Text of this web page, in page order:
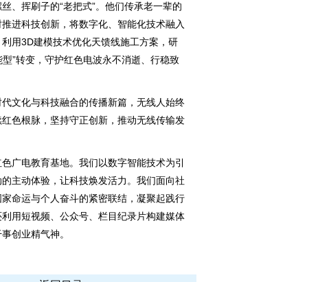
挥刷子的“老把式”。他们传承老一辈的
进科技创新，将数字化、智能化技术融入
用3D建模技术优化天馈线施工方案，研
”转变，守护红色电波永不消逝、行稳致
化与科技融合的传播新篇，无线人始终
色根脉，坚持守正创新，推动无线传输发
电教育基地。我们以数字智能技术为引
主动体验，让科技焕发活力。我们面向社
命运与个人奋斗的紧密联结，凝聚起践行
用短视频、公众号、栏目纪录片构建媒体
创业精气神。